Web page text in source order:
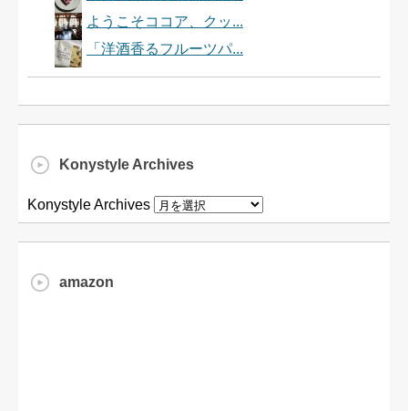
ようこそココア、クッ...
「洋酒香るフルーツパ...
Konystyle Archives
Konystyle Archives
amazon